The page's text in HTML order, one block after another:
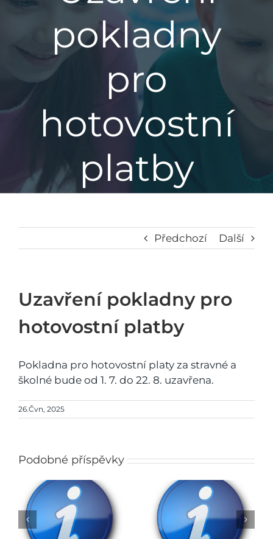
Mateřská škola
Družina
Školní poradenské pracoviště
Napsali o nás
pokladny
pro
hotovostní
platby
Předchozí Další
Uzavření pokladny pro
hotovostní platby
Pokladna pro hotovostní platy za stravné a
školné bude od 1. 7. do 22. 8. uzavřena.
26.Čvn, 2025
Podobné příspěvky
Rozhodnutí o přijetí
do ZŠ na školní rok
Obědy do škol